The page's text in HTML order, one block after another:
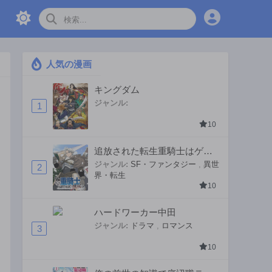
人気の漫画
1
キングダム
ジャンル:
10
2
追放された転生重騎士はゲー
ム知識で無双する
ジャンル: SF・ファンタジー
異世
界・転生
10
3
ハードワーカー中田
ジャンル: ドラマ ロマンス
10